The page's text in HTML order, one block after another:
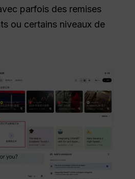
parfois des remises
ou certains niveaux de